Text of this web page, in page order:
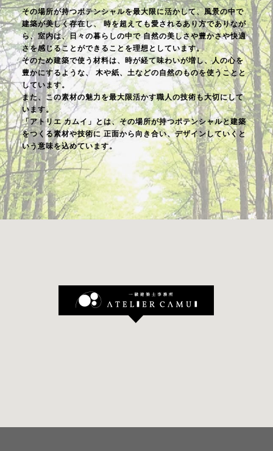
その場所が持つポテンシャルを最大限に活かして、風景の中で
建築が美しく存在し、時を超えても愛されるあり方でありなが
ら、室内は、日々の暮らしの中で自然の美しさや豊かさや快適
さを感じることができることを理想としています。
そのため建築で使う材料は、時が経て味わいが増し、人の心を
豊かにするような、 木や紙、土などの自然のものを使うことと
しています。
また、この素材の魅力を最大限活かす職人の技術も大切にして
います。
「アトリエ カムイ」とは、その場所が持つポテンシャルと建築
をつくる素材や技術に 正面から向き合い、デザインしていくと
いう意味を込めています。